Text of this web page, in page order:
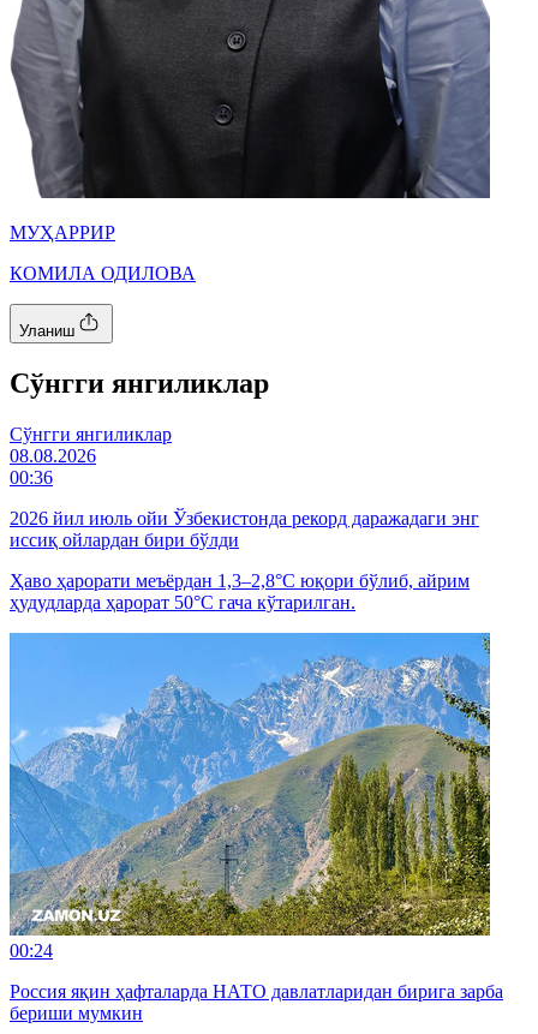
МУҲАРРИР
КОМИЛА ОДИЛОВА
Уланиш
Cўнгги янгиликлар
Cўнгги янгиликлар
08.08.2026
00:36
2026 йил июль ойи Ўзбекистонда рекорд даражадаги энг
иссиқ ойлардан бири бўлди
Ҳаво ҳарорати меъёрдан 1,3–2,8°C юқори бўлиб, айрим
ҳудудларда ҳарорат 50°C гача кўтарилган.
00:24
Россия яқин ҳафталарда НАТО давлатларидан бирига зарба
бериши мумкин